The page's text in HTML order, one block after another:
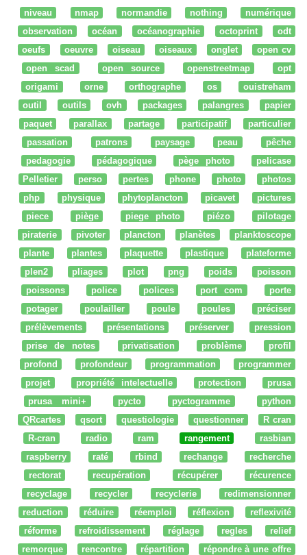
niveau
nmap normandie nothing
numérique
observation
océan océanographie octoprint
odt
oeufs
oeuvre oiseau oiseaux onglet
open cv
open scad
open source openstreetmap
opt
origami
orne orthographe os
ouistreham
outil
outils ovh packages palangres
papier
paquet
parallax partage participatif
particulier
passation
patrons paysage peau
pêche
pedagogie
pédagogique pège photo
pelicase
Pelletier
perso pertes phone photo
photos
php
physique phytoplancton picavet
pictures
piece
piège piege photo piézo
pilotage
piraterie
pivoter plancton planètes
planktoscope
plante
plantes plaquette plastique
plateforme
plen2
pliages plot png poids
poisson
poissons
police polices port com
porte
potager
poulailler poule poules
préciser
prélèvements
présentations préserver
pression
prise de notes
privatisation problème
profil
profond
profondeur programmation
programmer
projet
propriété intelectuelle protection
prusa
prusa mini+
pycto pyctogramme
python
QRcartes
qsort questiologie questionner
R cran
R-cran
radio ram rangement
rasbian
raspberry
raté rbind rechange
recherche
rectorat
recupération récupérer
récurence
recyclage
recycler recyclerie
redimensionner
reduction
réduire réemploi réflexion
reflexivité
réforme
refroidissement réglage regles
relief
remorque
rencontre répartition
répondre à une offre